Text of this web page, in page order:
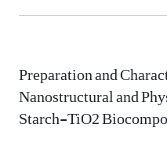
Preparation and
Nanostructural and
Starch-TiO2